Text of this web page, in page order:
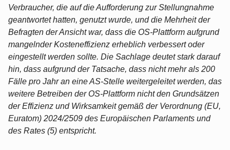
Verbraucher, die auf die Aufforderung zur Stellungnahme
geantwortet hatten, genutzt wurde, und die Mehrheit der
Befragten der Ansicht war, dass die OS-Plattform aufgrund
mangelnder Kosteneffizienz erheblich verbessert oder
eingestellt werden sollte. Die Sachlage deutet stark darauf
hin, dass aufgrund der Tatsache, dass nicht mehr als 200
Fälle pro Jahr an eine AS-Stelle weitergeleitet werden, das
weitere Betreiben der OS-Plattform nicht den Grundsätzen
der Effizienz und Wirksamkeit gemäß der Verordnung (EU,
Euratom) 2024/2509 des Europäischen Parlaments und
des Rates (5) entspricht.